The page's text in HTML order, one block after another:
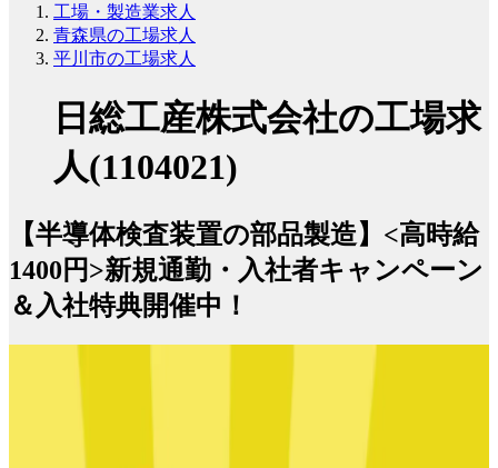
工場・製造業求人
青森県の工場求人
平川市の工場求人
日総工産株式会社の工場求
人(1104021)
【半導体検査装置の部品製造】<高時給
1400円>新規通勤・入社者キャンペーン
＆入社特典開催中！